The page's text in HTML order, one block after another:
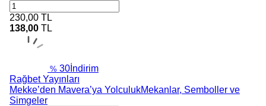
230,00 TL
138,00 TL
% 30 İndirim
Rağbet Yayınları
Mekke’den Mavera’ya YolculukMekanlar, Semboller ve
Simgeler